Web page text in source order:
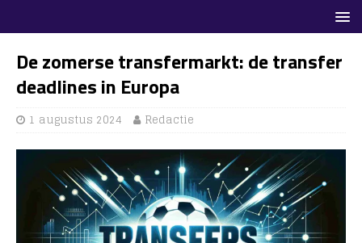
De zomerse transfermarkt: de transfer
deadlines in Europa
1 augustus 2024 Redactie